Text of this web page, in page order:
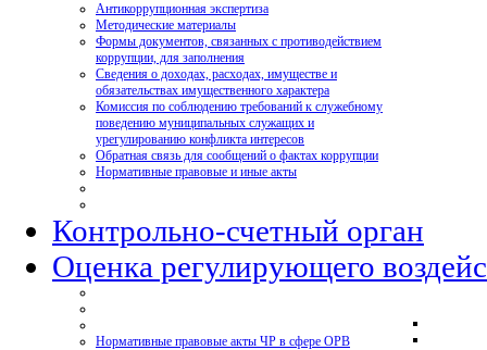
Антикоррупционная экспертиза
Методические материалы
Формы документов, связанных с противодействием
коррупции, для заполнения
Сведения о доходах, расходах, имуществе и
обязательствах имущественного характера
Комиссия по соблюдению требований к служебному
поведению муниципальных служащих и
урегулированию конфликта интересов
Обратная связь для сообщений о фактах коррупции
Нормативные правовые и иные акты
Контрольно-счетный орган
Оценка регулирующего
Нормативные правовые акты ЧР в сфере ОРВ